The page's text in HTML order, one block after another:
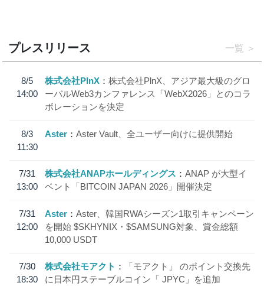
プレスリリース 一覧
8/5
14:00
株式会社PlnX
株式会社PlnX、アジア最大級のグロ
ーバルWeb3カンファレンス「WebX2026」とのコラ
ボレーションを決定
8/3
11:30
Aster Aster Vault、全ユーザー向けに提供開始
7/31
13:00
株式会社ANAPホールディングス
ANAP が大型イ
ベント「BITCOIN JAPAN 2026」開催決定
7/31
12:00
Aster
Aster、韓国RWAシーズン1取引キャンペーン
を開始 $SKHYNIX・$SAMSUNG対象、賞金総額
10,000 USDT
7/30
18:30
株式会社モアクト
「モアクト」 のポイント交換先
に日本円ステーブルコイン「 JPYC」を追加